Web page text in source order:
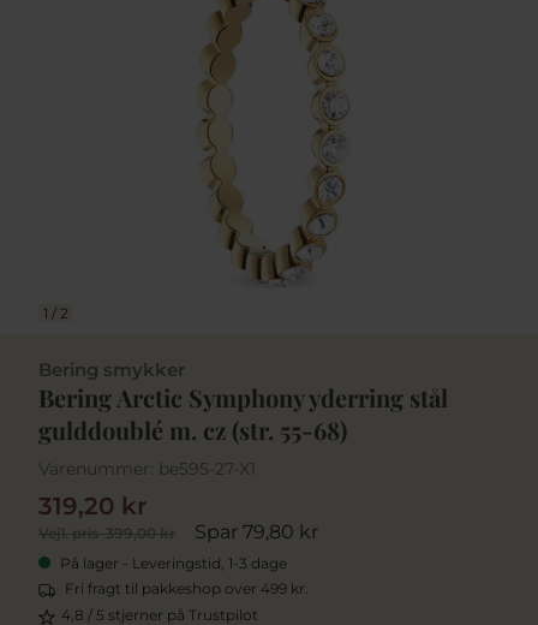
1 / 2
Bering smykker
Bering Arctic Symphony yderring stål
gulddoublé m. cz (str. 55-68)
Varenummer: be595-27-X1
Vejl. pris399,00 kr Spar 79,80 kr
319,20 kr
På lager - Leveringstid, 1-3 dage
Fri fragt til pakkeshop over 499 kr.
4,8 / 5 stjerner på Trustpilot